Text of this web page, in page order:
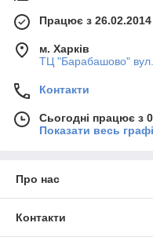
Працює з 26.02.2014
м. Харків
ТЦ "Барабашово"
Контакти
Сьогодні працює з
Показати весь
Про нас
Контакти